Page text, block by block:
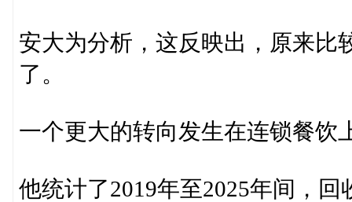
安大为分析，这反映出，原来比
了。
一个更大的转向发生在连锁餐饮
他统计了2019年至2025年间，